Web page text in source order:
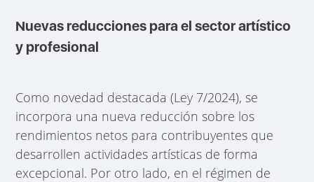
Nuevas reducciones para el sector artístico
y profesional
Como novedad destacada (Ley 7/2024), se
incorpora una nueva reducción sobre los
rendimientos netos para contribuyentes que
desarrollen actividades artísticas de forma
excepcional. Por otro lado, en el régimen de